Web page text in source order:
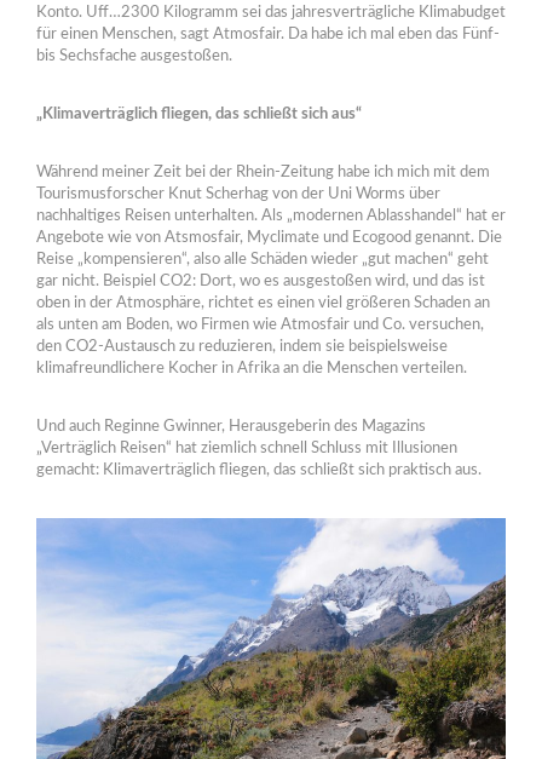
Konto. Uff…2300 Kilogramm sei das jahresverträgliche Klimabudget
für einen Menschen, sagt Atmosfair. Da habe ich mal eben das Fünf-
bis Sechsfache ausgestoßen.
„Klimaverträglich fliegen, das schließt sich aus“
Während meiner Zeit bei der Rhein-Zeitung habe ich mich mit dem
Tourismusforscher Knut Scherhag von der Uni Worms über
nachhaltiges Reisen unterhalten. Als „modernen Ablasshandel“ hat er
Angebote wie von Atsmosfair, Myclimate und Ecogood genannt. Die
Reise „kompensieren“, also alle Schäden wieder „gut machen“ geht
gar nicht. Beispiel CO2: Dort, wo es ausgestoßen wird, und das ist
oben in der Atmosphäre, richtet es einen viel größeren Schaden an
als unten am Boden, wo Firmen wie Atmosfair und Co. versuchen,
den CO2-Austausch zu reduzieren, indem sie beispielsweise
klimafreundlichere Kocher in Afrika an die Menschen verteilen.
Und auch Reginne Gwinner, Herausgeberin des Magazins
„Verträglich Reisen“ hat ziemlich schnell Schluss mit Illusionen
gemacht: Klimaverträglich fliegen, das schließt sich praktisch aus.